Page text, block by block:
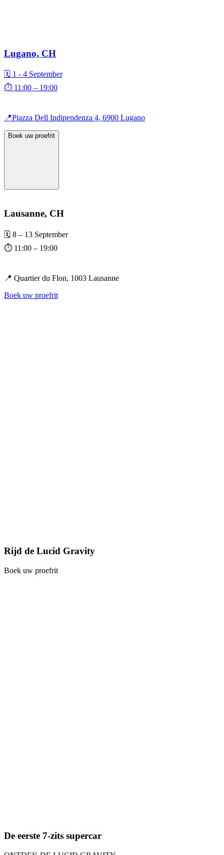
Lugano, CH
🗓️ 1 - 4 September
⏱️ 11:00 – 19:00
📍Piazza Dell Indipendenza 4, 6900 Lugano
Boek uw proefrit
Lausanne, CH
🗓️ 8 – 13 September
⏱️ 11:00 – 19:00
📍 Quartier du Flon, 1003 Lausanne
Boek uw proefrit
Rijd de Lucid Gravity
Boek uw proefrit
De eerste 7-zits supercar